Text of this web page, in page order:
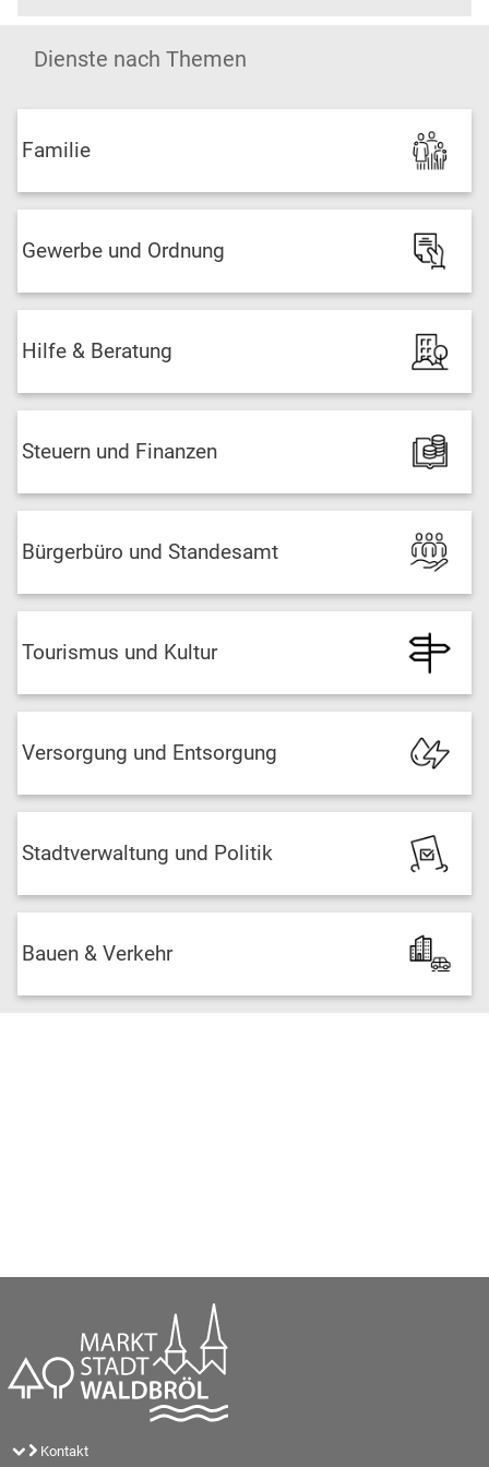
Dienste nach Themen
Familie
Gewerbe und Ordnung
Hilfe & Beratung
Steuern und Finanzen
Bürgerbüro und Standesamt
Tourismus und Kultur
Versorgung und Entsorgung
Stadtverwaltung und Politik
Bauen & Verkehr
Kontakt